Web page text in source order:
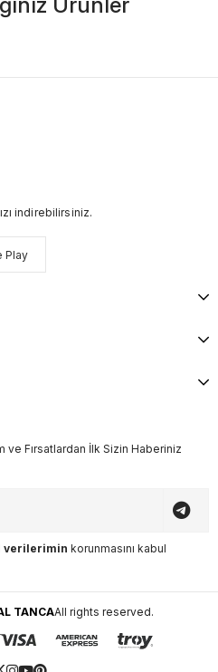
indirebilirsiniz.
Play
Fırsatlardan İlk Sizin Haberiniz
verilerimin korunmasını kabul
TANCAAll rights reserved.